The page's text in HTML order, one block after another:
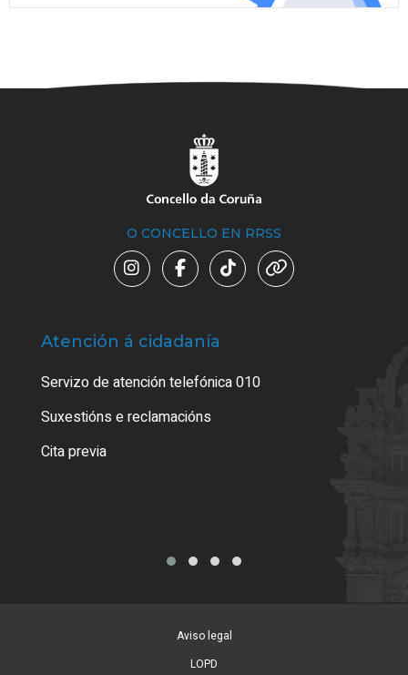
O CONCELLO EN RRSS
Atención á cidadanía
Servizo de atención telefónica 010
Suxestións e reclamacións
Cita previa
Aviso legal
LOPD